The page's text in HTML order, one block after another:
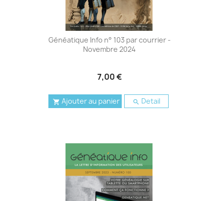
Généatique Info n° 103 par courrier -
Novembre 2024
7,00 €
 Ajouter au panier  Detail